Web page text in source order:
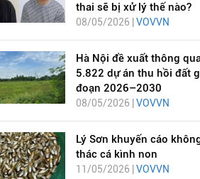
thai sẽ bị xử lý thế nào?
08/05/2026 | VOVVN
Hà Nội đề xuất thông
5.822 dự án thu hồi đất
đoạn 2026–2030
08/05/2026 | VOVVN
Lý Sơn khuyến cáo
thác cá kình non
11/05/2026 | VOVVN